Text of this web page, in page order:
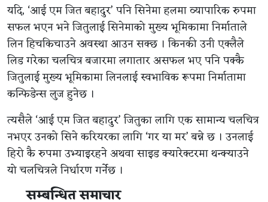
यदि, ‘आई एम जित बहादुर’ पनि सिनेमा हलमा व्यापारिक रुपमा
सफल भएन भने जितुलाई सिनेमाको मुख्य भूमिकामा निर्माताले
लिन हिचकिचाउने अवस्था आउन सक्छ । किनकी उनी एक्लैले
लिड गरेका चलचित्र बजारमा लगातार असफल भए पनि पक्कै
जितुलाई मुख्य भूमिकामा लिनलाई स्वभाविक रूपमा निर्मातामा
कन्फिडेन्स लुज हुनेछ ।
त्यसैले ‘आई एम जित बहादुर’ जितुका लागि एक सामान्य चलचित्र
नभएर उनको सिने करियरका लागि ‘गर या मर’ बन्ने छ । उनलाई
हिरो कै रुपमा उभ्याइरहने अथवा साइड क्यारेक्टरमा थन्क्याउने
यो चलचित्रले निर्धारण गर्नेछ ।
सम्बन्धित समाचार